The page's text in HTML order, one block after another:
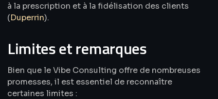
à la prescription et à la fidélisation des clients
(Duperrin).
Limites et remarques
Bien que le Vibe Consulting offre de nombreuses
promesses, il est essentiel de reconnaître
certaines limites :